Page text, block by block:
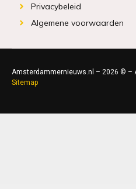
Privacybeleid
Algemene voorwaarden
Amsterdammernieuws.nl – 2026 © –
Sitemap